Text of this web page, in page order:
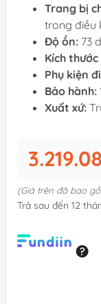
Trang bị
trong điều
Độ ồn: 73
Kích
Phụ kiện
Bảo hành:
Xuất xứ:
(Giá trên đã bao
Trả sau đến 12